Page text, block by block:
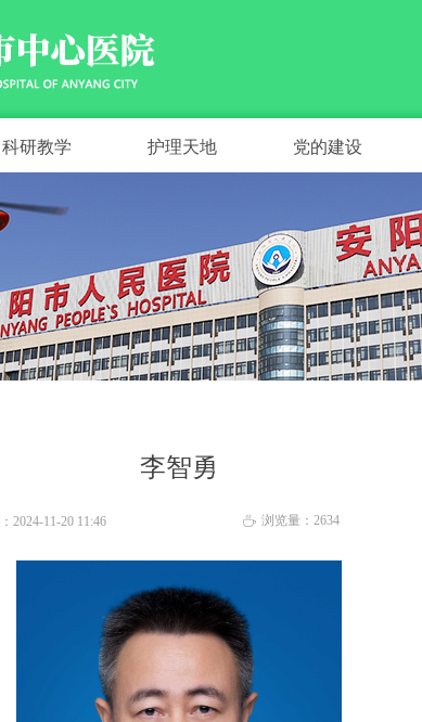
科研教学 护理天地 党的建设
李智勇
2024-11-20 11:46 ꄘ 浏览量： 2634